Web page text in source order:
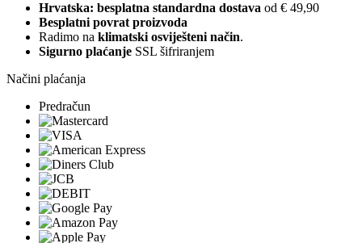
Hrvatska: besplatna standardna dostava od € 49,90
Besplatni povrat proizvoda
Radimo na klimatski osviješteni način.
Sigurno plaćanje SSL šifriranjem
Načini plaćanja
Predračun